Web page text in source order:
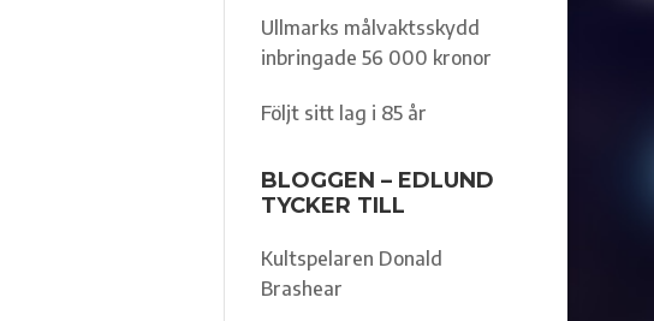
Ullmarks målvaktsskydd
inbringade 56 000 kronor
Följt sitt lag i 85 år
BLOGGEN – EDLUND
TYCKER TILL
Kultspelaren Donald
Brashear